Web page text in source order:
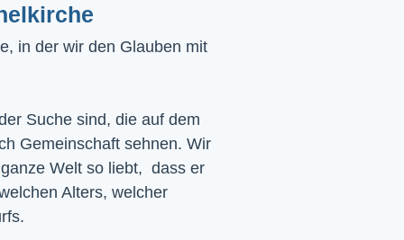
in der wir den Glauben mit
Suche sind, die auf dem
Gemeinschaft sehnen. Wir
Welt so liebt, dass er
Alters, welcher